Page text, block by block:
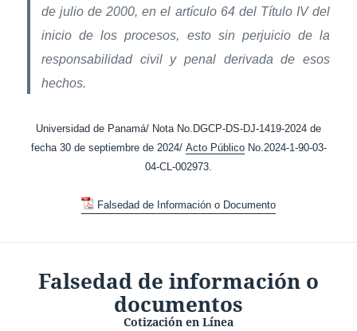
de julio de 2000, en el artículo 64 del Título IV del
inicio de los procesos, esto sin perjuicio de la
responsabilidad civil y penal derivada de esos
hechos.
Universidad de Panamá/ Nota No.DGCP-DS-DJ-1419-2024 de
fecha 30 de septiembre de 2024/ Acto PúblicoNo.2024-1-90-03-
04-CL-002973.
Falsedad de Información o Documento
Falsedad de información o
documentos
Cotización en Línea